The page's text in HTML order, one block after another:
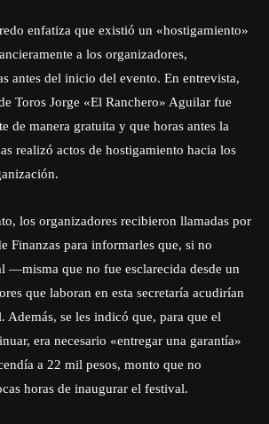
enfatiza que existió un «hostigamiento»
a los organizadores,
antes del inicio del evento. En entrevista,
Toros Jorge «El Ranchero» Aguilar fue
de manera gratuita y que horas antes la
realizó actos de hostigamiento hacia los
los organizadores recibieron llamadas por
Finanzas para informarles que, si no
—misma que no fue esclarecida desde un
que laboran en esta secretaría acudirían
Además, se les indicó que, para que el
era necesario «entregar una garantía»
a 22 mil pesos, monto que no
horas de inaugurar el festival.